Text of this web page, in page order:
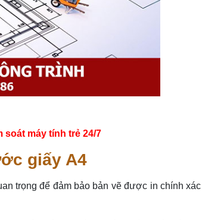
soát máy tính trẻ 24/7
giấy A4
trọng để đảm bảo bản vẽ được in chính xác